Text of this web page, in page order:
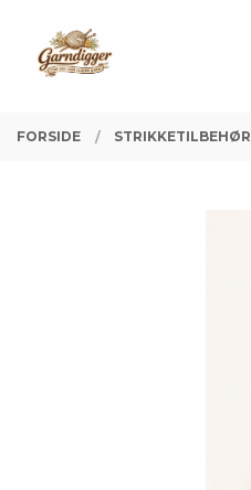
innholdet
PRODUKTER
FORSIDE STRIKKETILBEHØR